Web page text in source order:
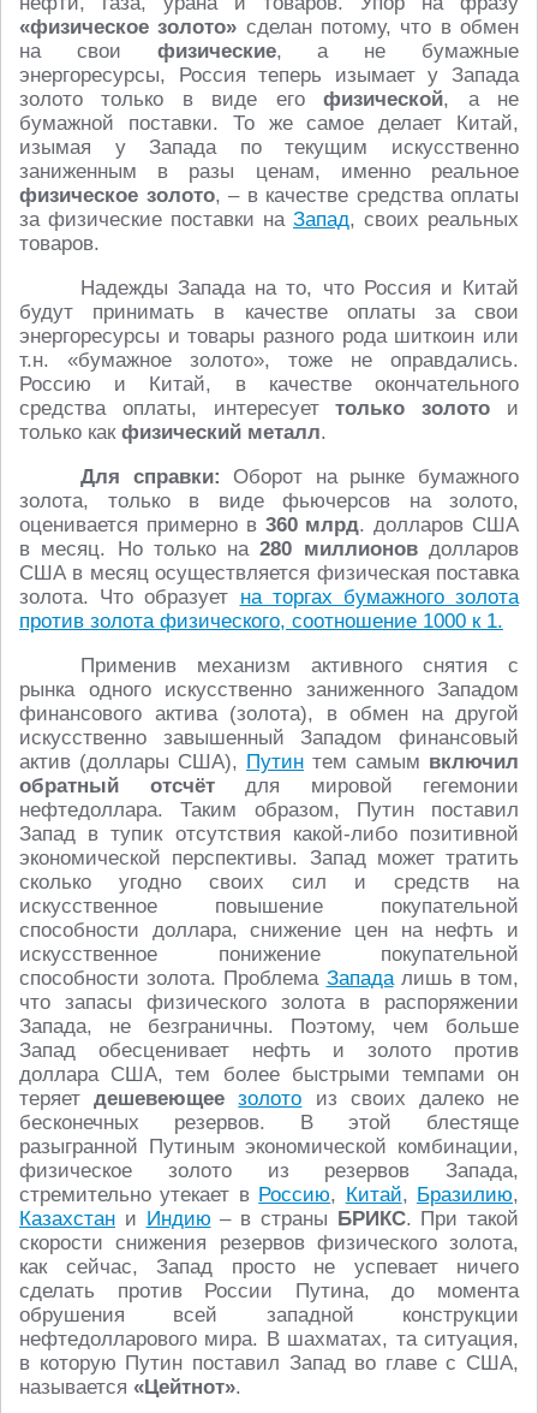
«физическое золото» сделан потому, что в обмен
на свои физические, а не бумажные
энергоресурсы, Россия теперь изымает у Запада
золото только в виде егофизической, а не
бумажной поставки. То же самое делает Китай,
изымая у Запада по текущим искусственно
заниженным в разы ценам, именно реальное
физическое золото, – в качестве средства оплаты
за физические поставки на Запад, своих реальных
товаров.
Надежды Запада на то, что Россия и Китай
будут принимать в качестве оплаты за свои
энергоресурсы и товары разного рода шиткоин или
т.н. «бумажное золото», тоже не оправдались.
Россию и Китай, в качестве окончательного
средства оплаты, интересуеттолько золото и
только как физический металл.
Для справки: Оборот на рынке бумажного
золота, только в виде фьючерсов на золото,
оценивается примерно в 360 млрд. долларов США
в месяц. Но только на280 миллионовдолларов
США в месяц осуществляется физическая поставка
золота. Что образует на торгах бумажного золота
против золота физического, соотношение 1000 к 1.
Применив механизм активного снятия с
рынка одного искусственно заниженного Западом
финансового актива (золота), в обмен на другой
искусственно завышенный Западом финансовый
актив (доллары США), Путин тем самым включил
обратный отсчётдля мировой гегемонии
нефтедоллара. Таким образом, Путин поставил
Запад в тупик отсутствия какой-либо позитивной
экономической перспективы. Запад может тратить
сколько угодно своих сил и средств на
искусственное повышение покупательной
способности доллара, снижение цен на нефть и
искусственное понижение покупательной
способности золота. Проблема Западалишь в том,
что запасы физического золота в распоряжении
Запада, не безграничны. Поэтому, чем больше
Запад обесценивает нефть и золото против
доллара США, тем более быстрыми темпами он
теряетдешевеющее золото из своих далеко не
бесконечных резервов. В этой блестяще
разыгранной Путиным экономической комбинации,
физическое золото из резервов Запада,
стремительно утекает в Россию, Китай, Бразилию,
Казахстан и Индию – в страны БРИКС. При такой
скорости снижения резервов физического золота,
как сейчас, Запад просто не успевает ничего
сделать против России Путина, до момента
обрушения всей западной конструкции
нефтедолларового мира. В шахматах, та ситуация,
в которую Путин поставил Запад во главе с США,
называется «Цейтнот».